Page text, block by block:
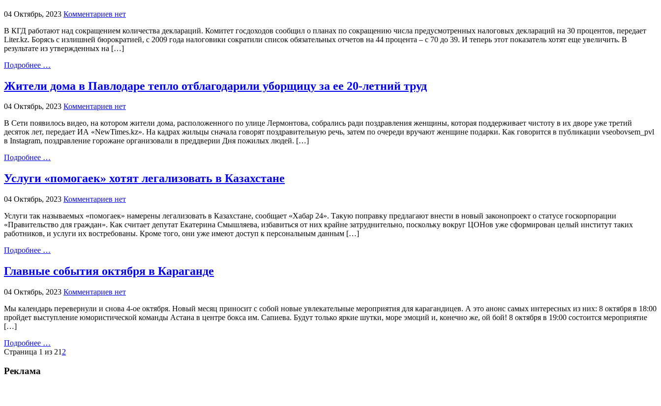
04 Октябрь, 2023 Комментариев нет
В КГД работают над сокращением количества деклараций. Комитет госдоходов сообщил о планах по сокращению числа предусмотренных налоговых деклараций на 30 процентов, передает
Liter.kz. Борясь с излишней бюрократией, с 2009 года налоговики сократили список обязательных отчетов на 44 процента – с 70 до 39. И теперь этот показатель хотят еще увеличить. В
результате из утвержденных на […]
Подробнее …
Жители дома в Павлодаре тепло отблагодарили уборщицу за ее 20-летний труд
04 Октябрь, 2023 Комментариев нет
В Сети появилось видео, на котором жители дома, расположенного по улице Лермонтова, собрались ради поздравления женщины, которая поддерживает чистоту в их дворе уже третий
десяток лет, передает ИА «NewTimes.kz». На кадрах жильцы сначала говорят поздравительную речь, затем по очереди вручают женщине подарки. Как говорится в публикации vseobovsem_pvl
в Instagram, поздравление горожане организовали в преддверии Дня пожилых людей. […]
Подробнее …
Услуги «помогаек» хотят легализовать в Казахстане
04 Октябрь, 2023 Комментариев нет
Услуги так называемых «помогаек» намерены легализовать в Казахстане, сообщает «Хабар 24». Такую поправку предлагают внести в новый законопроект о статусе госкорпорации
«Правительство для граждан». Как считает депутат Екатерина Смышляева, избавиться от них крайне затруднительно, поскольку вокруг ЦОНов уже сформирован целый институт таких
работников, и услуги их востребованы. Кроме того, они уже имеют доступ к персональным данным […]
Подробнее …
Главные события октября в Караганде
04 Октябрь, 2023 Комментариев нет
Мы календарь перевернули и снова 4-ое октября. Новый месяц приносит с собой новые увлекательные мероприятия для карагандицев. А это анонс самых интересных из них: 8 октября в 18:00
пройдет выступление юмористической команды Астана в центре бокса им. Сапиева. Будут только яркие шутки, море эмоций и, конечно же, ой бой! 8 октября в 19:00 состоится мероприятие
[…]
Подробнее …
Страница 1 из 21 2
Реклама